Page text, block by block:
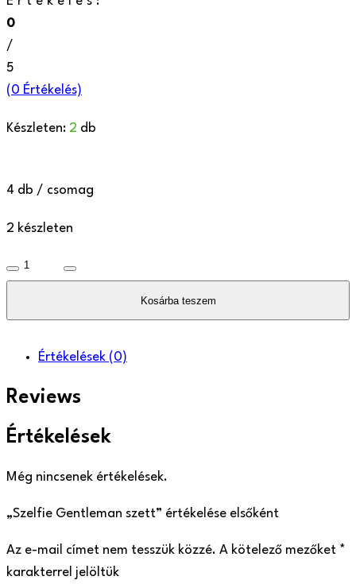
0
/
5
(0 Értékelés)
Készleten: 2 db
4 db / csomag
2 készleten
Szelfie
Kosárba teszem
Értékelések (0)
Reviews
Értékelések
Még nincsenek értékelések.
„Szelfie Gentleman szett” értékelése elsőként
Az e-mail címet nem tesszük közzé. A kötelező mezőket *
karakterrel jelöltük